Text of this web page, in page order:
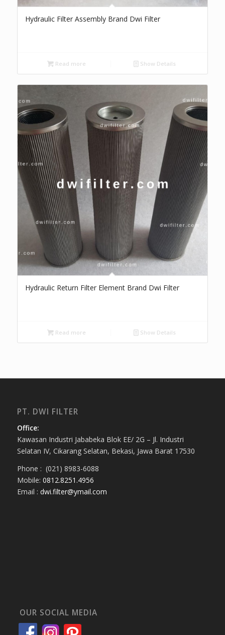
Hydraulic Filter Assembly Brand Dwi Filter
Read more Show Details
Hydraulic Return Filter Element Brand Dwi Filter
Read more Show Details
PT. DWI FILTER
Office:
Kawasan Industri Jababeka Blok EE/ 2G – Jl. Industri
Selatan IV, Cikarang Selatan, Bekasi, Jawa Barat 17530
Phone : (021) 8983-6088
Mobile: 0812.8251.4956
Email : dwi.filter@ymail.com
OUR SOCIAL MEDIA